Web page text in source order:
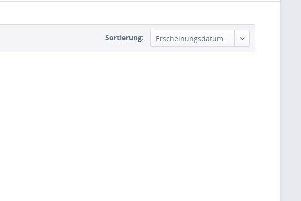
Sortierung: